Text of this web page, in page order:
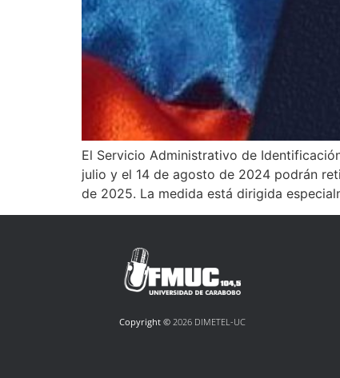
El Servicio Administrativo de
julio y el 14 de agosto de 2024 podrán
de 2025. La medida está dirigida
Copyright ©2026 DIMETEL-UC